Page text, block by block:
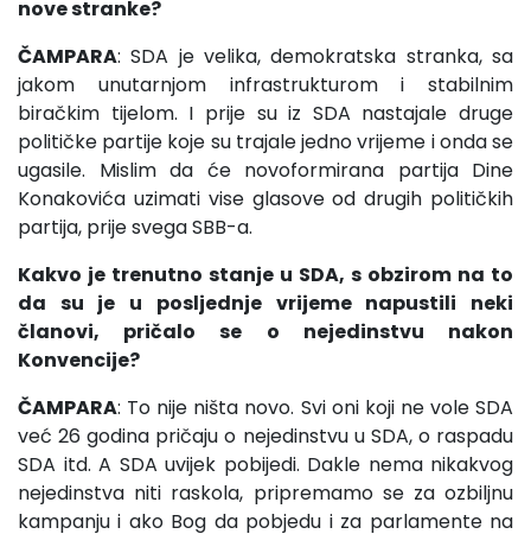
nove stranke?
ČAMPARA: SDA je velika, demokratska stranka, sa
jakom unutarnjom infrastrukturom i stabilnim
biračkim tijelom. I prije su iz SDA nastajale druge
političke partije koje su trajale jedno vrijeme i onda se
ugasile. Mislim da će novoformirana partija Dine
Konakovića uzimati vise glasove od drugih političkih
partija, prije svega SBB-a.
Kakvo je trenutno stanje u SDA, s obzirom na to
da su je u posljednje vrijeme napustili neki
članovi, pričalo se o nejedinstvu nakon
Konvencije?
ČAMPARA: To nije ništa novo. Svi oni koji ne vole SDA
već 26 godina pričaju o nejedinstvu u SDA, o raspadu
SDA itd. A SDA uvijek pobijedi. Dakle nema nikakvog
nejedinstva niti raskola, pripremamo se za ozbiljnu
kampanju i ako Bog da pobjedu i za parlamente na